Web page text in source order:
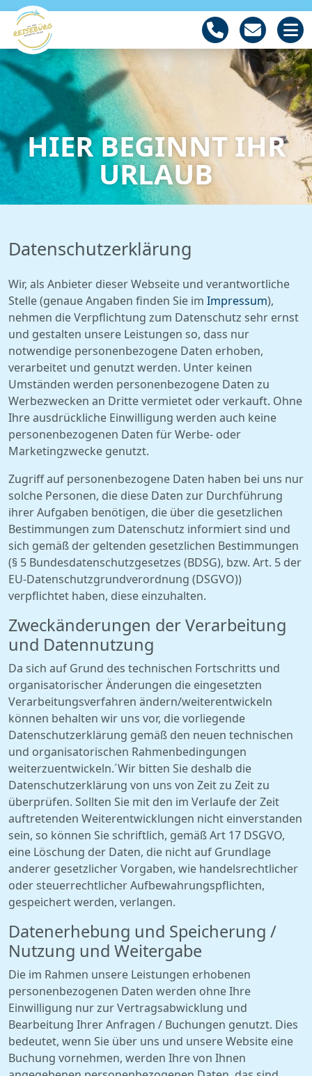
HIER BEGINNT IHR
URLAUB
Datenschutz­erklärung
Wir, als Anbieter dieser Webseite und verantwortliche
Stelle (genaue Angaben finden Sie im Impressum),
nehmen die Verpflichtung zum Datenschutz sehr ernst
und gestalten unsere Leistungen so, dass nur
notwendige personenbezogene Daten erhoben,
verarbeitet und genutzt werden. Unter keinen
Umständen werden personenbezogene Daten zu
Werbezwecken an Dritte vermietet oder verkauft. Ohne
Ihre ausdrückliche Einwilligung werden auch keine
personenbezogenen Daten für Werbe- oder
Marketingzwecke genutzt.
Zugriff auf personenbezogene Daten haben bei uns nur
solche Personen, die diese Daten zur Durchführung
ihrer Aufgaben benötigen, die über die gesetzlichen
Bestimmungen zum Datenschutz informiert sind und
sich gemäß der geltenden gesetzlichen Bestimmungen
(§ 5 Bundesdatenschutzgesetzes (BDSG), bzw. Art. 5 der
EU-Datenschutzgrundverordnung (DSGVO))
verpflichtet haben, diese einzuhalten.
Zweckänderungen der Verarbeitung
und Datennutzung
Da sich auf Grund des technischen Fortschritts und
organisatorischer Änderungen die eingesetzten
Verarbeitungsverfahren ändern/weiterentwickeln
können behalten wir uns vor, die vorliegende
Datenschutzerklärung gemäß den neuen technischen
und organisatorischen Rahmenbedingungen
weiterzuentwickeln.´Wir bitten Sie deshalb die
Datenschutzerklärung von uns von Zeit zu Zeit zu
überprüfen. Sollten Sie mit den im Verlaufe der Zeit
auftretenden Weiterentwicklungen nicht einverstanden
sein, so können Sie schriftlich, gemäß Art 17 DSGVO,
eine Löschung der Daten, die nicht auf Grundlage
anderer gesetzlicher Vorgaben, wie handelsrechtlicher
oder steuerrechtlicher Aufbewahrungspflichten,
gespeichert werden, verlangen.
Datenerhebung und Speicherung /
Nutzung und Weitergabe
Die im Rahmen unsere Leistungen erhobenen
personenbezogenen Daten werden ohne Ihre
Einwilligung nur zur Vertragsabwicklung und
Bearbeitung Ihrer Anfragen / Buchungen genutzt. Dies
bedeutet, wenn Sie über uns und unsere Website eine
Buchung vornehmen, werden Ihre von Ihnen